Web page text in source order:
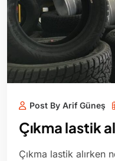
Post By Arif Güneş
Çıkma lastik
Çıkma lastik alırken